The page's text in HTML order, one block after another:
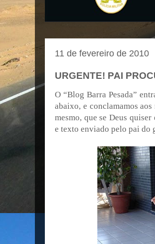
11 de fevereiro de 2010
URGENTE! PAI
O “Blog Barra Pesada”
abaixo, e conclamamos
mesmo, que se Deus
e texto enviado pelo pai do